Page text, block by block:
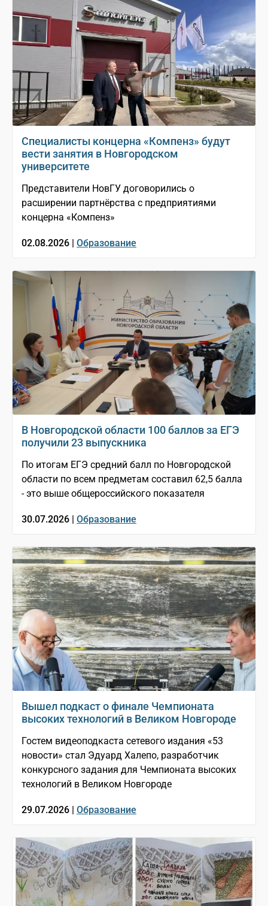
Специалисты концерна «Компенз» будут
вести занятия в Новгородском
университете
Представители НовГУ договорились о
расширении партнёрства с предприятиями
концерна «Компенз»
02.08.2026 | Образование
В Новгородской области 100 баллов за ЕГЭ
получили 23 выпускника
По итогам ЕГЭ средний балл по Новгородской
области по всем предметам составил 62,5 балла
- это выше общероссийского показателя
30.07.2026 | Образование
Вышел подкаст о финале Чемпионата
высоких технологий в Великом Новгороде
Гостем видеоподкаста сетевого издания «53
новости» стал Эдуард Халепо, разработчик
конкурсного задания для Чемпионата высоких
технологий в Великом Новгороде
29.07.2026 | Образование